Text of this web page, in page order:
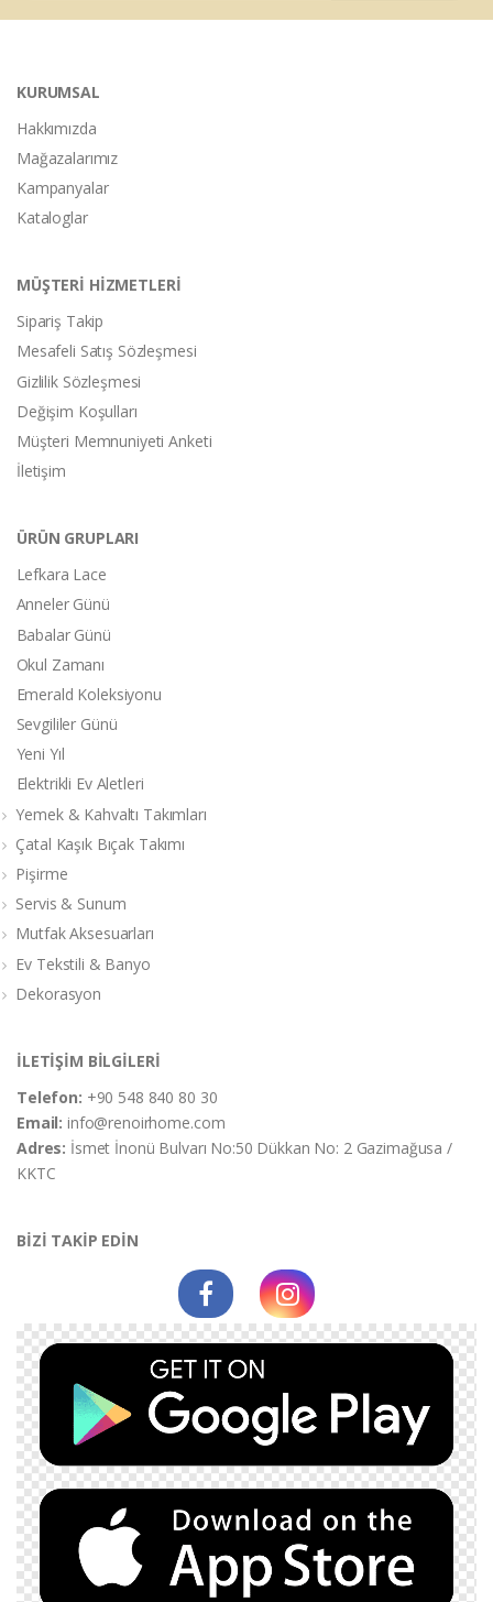
KURUMSAL
Hakkımızda
Mağazalarımız
Kampanyalar
Kataloglar
MÜŞTERİ HİZMETLERİ
Sipariş Takip
Mesafeli Satış Sözleşmesi
Gizlilik Sözleşmesi
Değişim Koşulları
Müşteri Memnuniyeti Anketi
İletişim
ÜRÜN GRUPLARI
Lefkara Lace
Anneler Günü
Babalar Günü
Okul Zamanı
Emerald Koleksiyonu
Sevgililer Günü
Yeni Yıl
Elektrikli Ev Aletleri
Yemek & Kahvaltı Takımları
Çatal Kaşık Bıçak Takımı
Pişirme
Servis & Sunum
Mutfak Aksesuarları
Ev Tekstili & Banyo
Dekorasyon
İLETİŞİM BİLGİLERİ
Telefon: +90 548 840 80 30
Email:info@renoirhome.com
Adres: İsmet İnonü Bulvarı No:50 Dükkan No: 2 Gazimağusa /
KKTC
BİZİ TAKİP EDİN